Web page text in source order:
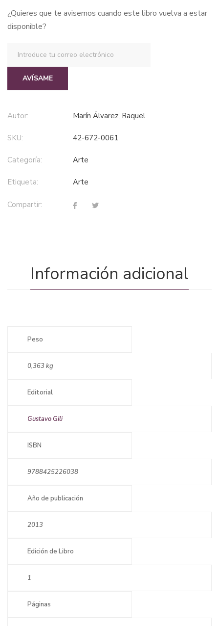
¿Quieres que te avisemos cuando este libro vuelva a estar
disponible?
AVÍSAME
Autor: Marín Álvarez, Raquel
SKU: 42-672-0061
Categoría: arte
Etiqueta: arte
Compartir:
Información adicional
Peso
0,363 kg
Editorial
Gustavo Gili
ISBN
9788425226038
Año de publicación
2013
Edición de Libro
1
Páginas